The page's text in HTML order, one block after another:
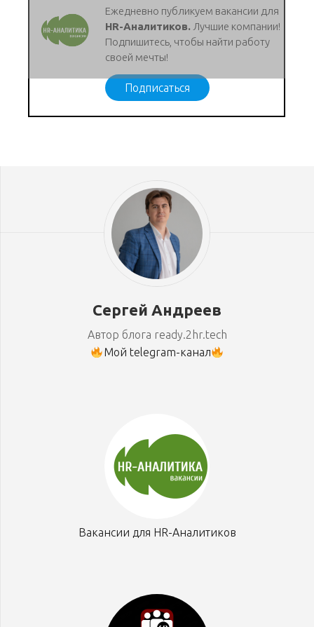
Ежедневно публикуем вакансии для
HR-Аналитиков. Лучшие компании!
Подпишитесь, чтобы найти работу
своей мечты!
Подписаться
Сергей Андреев
Автор блога ready.2hr.tech
Мой telegram-канал
Вакансии для HR-Аналитиков